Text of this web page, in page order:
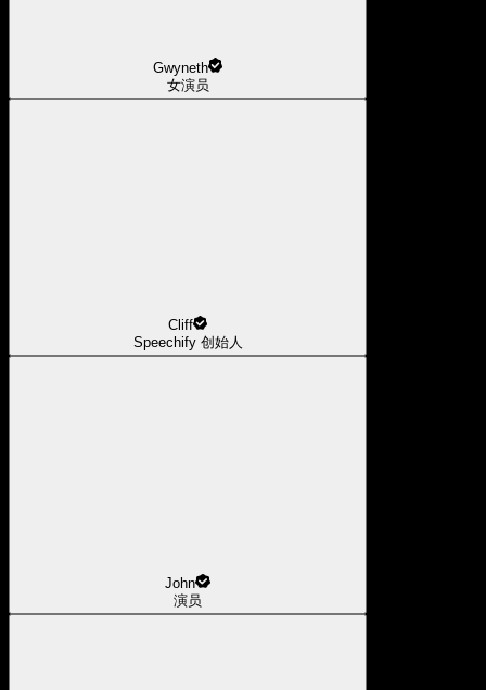
Gwyneth
女演员
Cliff
Speechify 创始人
John
演员